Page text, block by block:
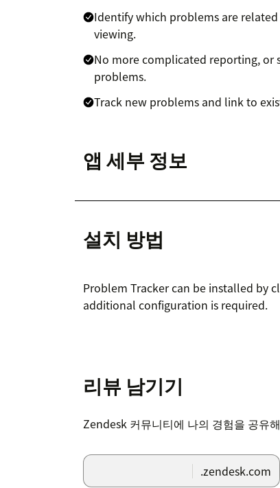
Identify which problems are
viewing.
No more complicated reporting, or
problems.
Track new problems and link to
앱 세부 정보
설치 방법
Problem Tracker can be installed by
additional configuration is required.
리뷰 남기기
Zendesk 커뮤니티에 나의 경험을 공유
.zendesk.com